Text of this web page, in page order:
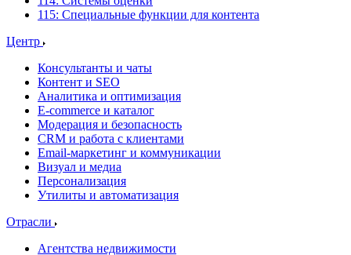
115: Специальные функции для контента
Центр
Консультанты и чаты
Контент и SEO
Аналитика и оптимизация
E-commerce и каталог
Модерация и безопасность
CRM и работа с клиентами
Email-маркетинг и коммуникации
Визуал и медиа
Персонализация
Утилиты и автоматизация
Отрасли
Агентства недвижимости